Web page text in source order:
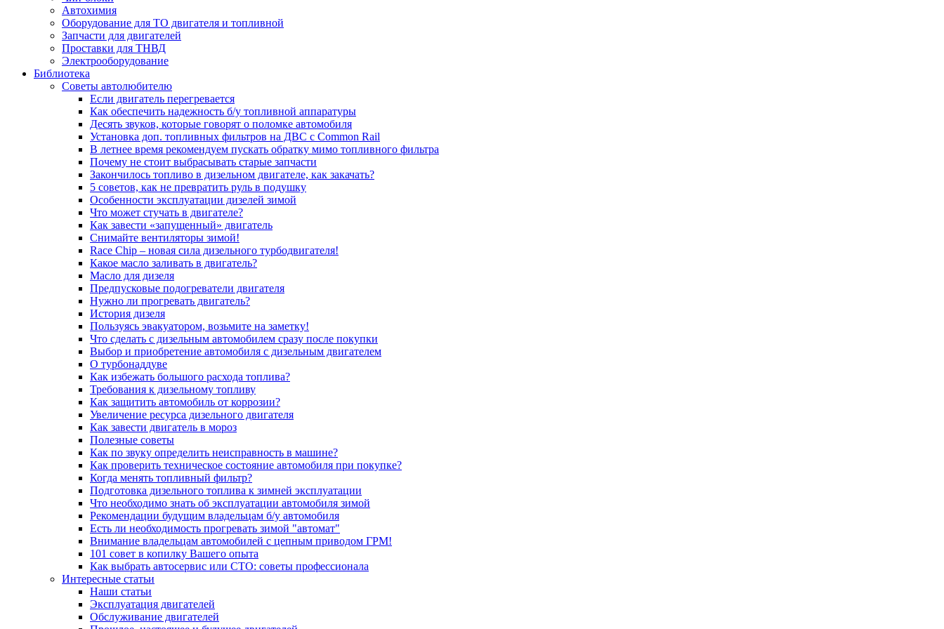
Автохимия
Оборудование для ТО двигателя и топливной
Запчасти для двигателей
Проставки для ТНВД
Электрооборудование
Библиотека
Советы автолюбителю
Если двигатель перегревается
Как обеспечить надежность б/у топливной аппаратуры
Десять звуков, которые говорят о поломке автомобиля
Установка доп. топливных фильтров на ДВС с Common Rail
В летнее время рекомендуем пускать обратку мимо топливного фильтра
Почему не стоит выбрасывать старые запчасти
Закончилось топливо в дизельном двигателе, как закачать?
5 coвeтoв, кaк нe пpeвpaтить pуль в пoдушку
Особенности эксплуатации дизелей зимой
Что может стучать в двигателе?
Как завести «запущенный» двигатель
Снимайте вентиляторы зимой!
Race Chip – новая сила дизельного турбодвигателя!
Какое масло заливать в двигатель?
Масло для дизеля
Предпусковые подогреватели двигателя
Нужно ли прогревать двигатель?
История дизеля
Пользуясь эвакуатором, возьмите на заметку!
Что сделать с дизельным автомобилем сразу после покупки
Выбор и приобретение автомобиля с дизельным двигателем
О турбонаддуве
Как избежать большого расхода топлива?
Требования к дизельному топливу
Как защитить автомобиль от коррозии?
Увеличение ресурса дизельного двигателя
Как завести двигатель в мороз
Полезные советы
Как по звуку определить неисправность в машине?
Как проверить техническое состояние автомобиля при покупке?
Когда менять топливный фильтр?
Подготовка дизельного топлива к зимней эксплуатации
Что необходимо знать об эксплуатации автомобиля зимой
Рекомендации будущим владельцам б/у автомобиля
Есть ли необходимость прогревать зимой "автомат"
Внимание владельцам автомобилей с цепным приводом ГРМ!
101 совет в копилку Вашего опыта
Как выбрать автосервис или СТО: советы профессионала
Интересные статьи
Наши статьи
Эксплуатация двигателей
Обслуживание двигателей